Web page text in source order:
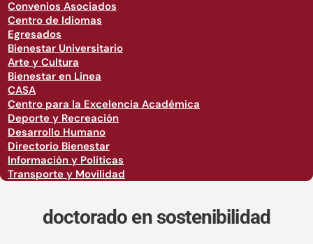
Convenios Asociados
Centro de Idiomas
Egresados
Bienestar Universitario
Arte y Cultura
Bienestar en Linea
CASA
Centro para la Excelencia Académica
Deporte y Recreación
Desarrollo Humano
Directorio Bienestar
Información y Políticas
Transporte y Movilidad
doctorado en sostenibilidad